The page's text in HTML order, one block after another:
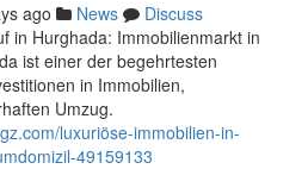
ago News
Discuss
in Hurghada: Immobilienmarkt in
ist einer der begehrtesten
in Immobilien,
Umzug.
luxuriöse-immobilien-in-
49159133